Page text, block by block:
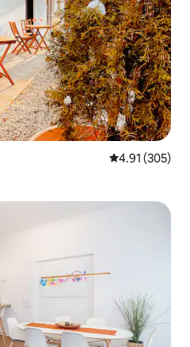
Calificación
4.91 (305)